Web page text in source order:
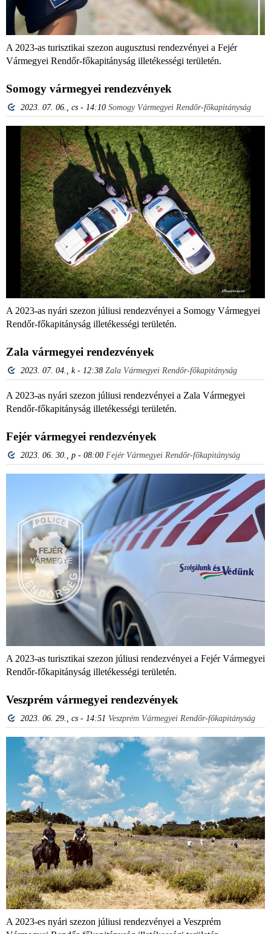
A 2023-as turisztikai szezon augusztusi rendezvényei a Fejér
Vármegyei Rendőr-főkapitányság illetékességi területén.
Somogy vármegyei rendezvények
2023. 07. 06., cs - 14:10 Somogy Vármegyei Rendőr-főkapitányság
A 2023-as nyári szezon júliusi rendezvényei a Somogy Vármegyei
Rendőr-főkapitányság illetékességi területén.
Zala vármegyei rendezvények
2023. 07. 04., k - 12:38 Zala Vármegyei Rendőr-főkapitányság
A 2023-as nyári szezon júliusi rendezvényei a Zala Vármegyei
Rendőr-főkapitányság illetékességi területén.
Fejér vármegyei rendezvények
2023. 06. 30., p - 08:00 Fejér Vármegyei Rendőr-főkapitányság
A 2023-as turisztikai szezon júliusi rendezvényei a Fejér Vármegyei
Rendőr-főkapitányság illetékességi területén.
Veszprém vármegyei rendezvények
2023. 06. 29., cs - 14:51 Veszprém Vármegyei Rendőr-főkapitányság
A 2023-es nyári szezon júliusi rendezvényei a Veszprém